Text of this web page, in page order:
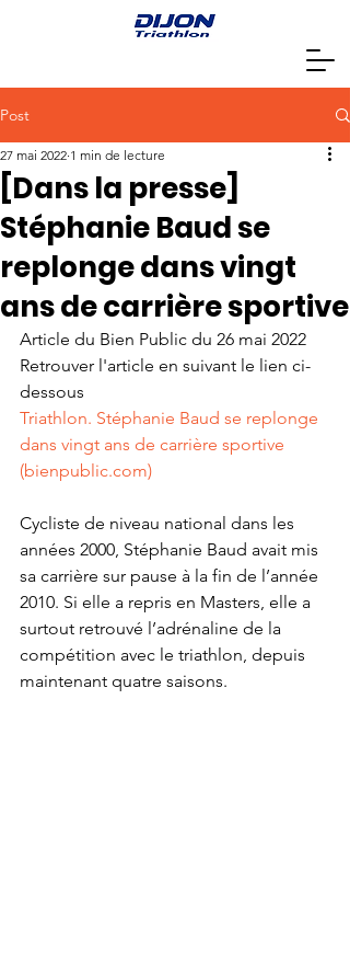
Post
[Dans la presse]
Stéphanie Baud se
replonge dans vingt
ans de carrière sportive
27 mai 2022 1 min de lecture
Article du Bien Public du 26 mai 2022
Retrouver l'article en suivant le lien ci-
dessous
Triathlon. Stéphanie Baud se replonge
dans vingt ans de carrière sportive
(bienpublic.com)
Cycliste de niveau national dans les
années 2000, Stéphanie Baud avait mis
sa carrière sur pause à la fin de l’année
2010. Si elle a repris en Masters, elle a
surtout retrouvé l’adrénaline de la
compétition avec le triathlon, depuis
maintenant quatre saisons.